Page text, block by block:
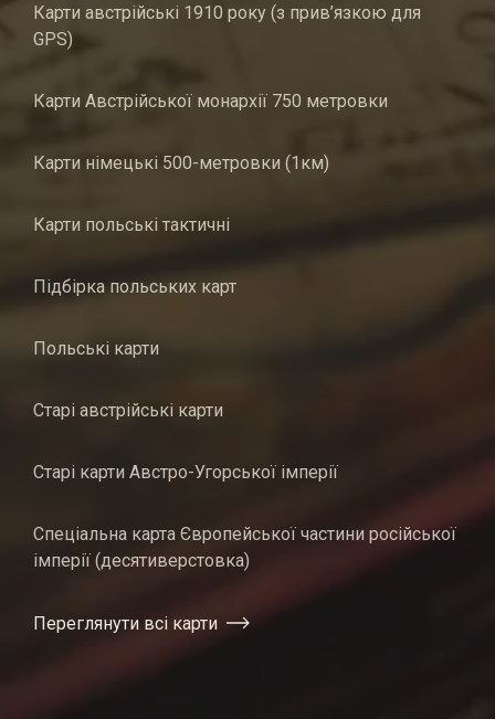
Карти австрійські 1910 року (з прив’язкою для
GPS)
Карти Австрійської монархії 750 метровки
Карти німецькі 500-метровки (1км)
Карти польські тактичні
Підбірка польських карт
Польські карти
Старі австрійські карти
Старі карти Австро-Угорської імперії
Спеціальна карта Європейської частини російської
імперії (десятиверстовка)
Переглянути всі карти